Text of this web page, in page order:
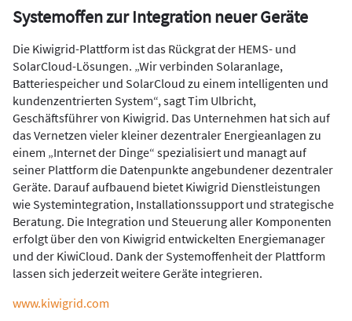
Systemoffen zur Integration neuer Geräte
Die Kiwigrid-Plattform ist das Rückgrat der HEMS- und
SolarCloud-Lösungen. „Wir verbinden Solaranlage,
Batteriespeicher und SolarCloud zu einem intelligenten und
kundenzentrierten System“, sagt Tim Ulbricht,
Geschäftsführer von Kiwigrid. Das Unternehmen hat sich auf
das Vernetzen vieler kleiner dezentraler Energieanlagen zu
einem „Internet der Dinge“ spezialisiert und managt auf
seiner Plattform die Datenpunkte angebundener dezentraler
Geräte. Darauf aufbauend bietet Kiwigrid Dienstleistungen
wie Systemintegration, Installationssupport und strategische
Beratung. Die Integration und Steuerung aller Komponenten
erfolgt über den von Kiwigrid entwickelten Energiemanager
und der KiwiCloud. Dank der Systemoffenheit der Plattform
lassen sich jederzeit weitere Geräte integrieren.
www.kiwigrid.com